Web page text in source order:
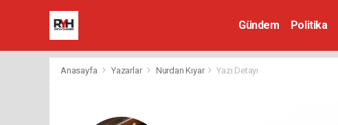
Gündem Politika
Anasayfa Yazarlar Nurdan Kıyar Yazı Detayı